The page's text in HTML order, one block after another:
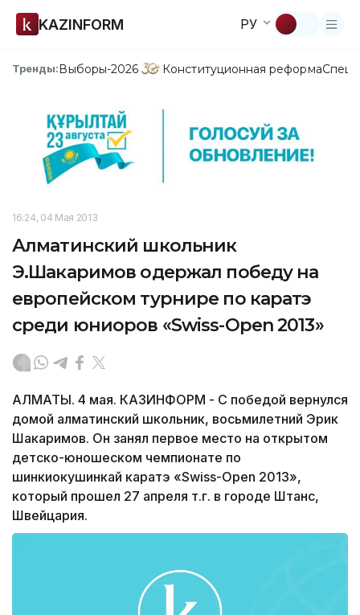
KAZINFORM РУ
Тренды:Выборы-2026 Конституционная реформа
16:24, 04 Мая 2013
Алматинский школьник
Э.Шакаримов одержал победу на
европейском турнире по каратэ
среди юниоров «Swiss-Open 2013»
АЛМАТЫ. 4 мая. КАЗИНФОРМ - С победой вернулся
домой алматинский школьник, восьмилетний Эрик
Шакаримов. Он занял первое место на открытом
детско-юношеском чемпионате по
шинкиокушинкай каратэ «Swiss-Open 2013»,
который прошел 27 апреля т.г. в городе Штанс,
Швейцария.